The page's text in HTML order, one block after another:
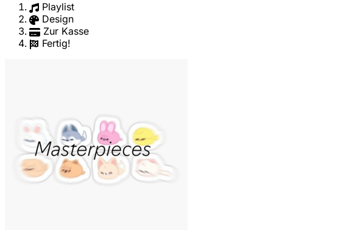
Playlist
Design
Zur Kasse
Fertig!